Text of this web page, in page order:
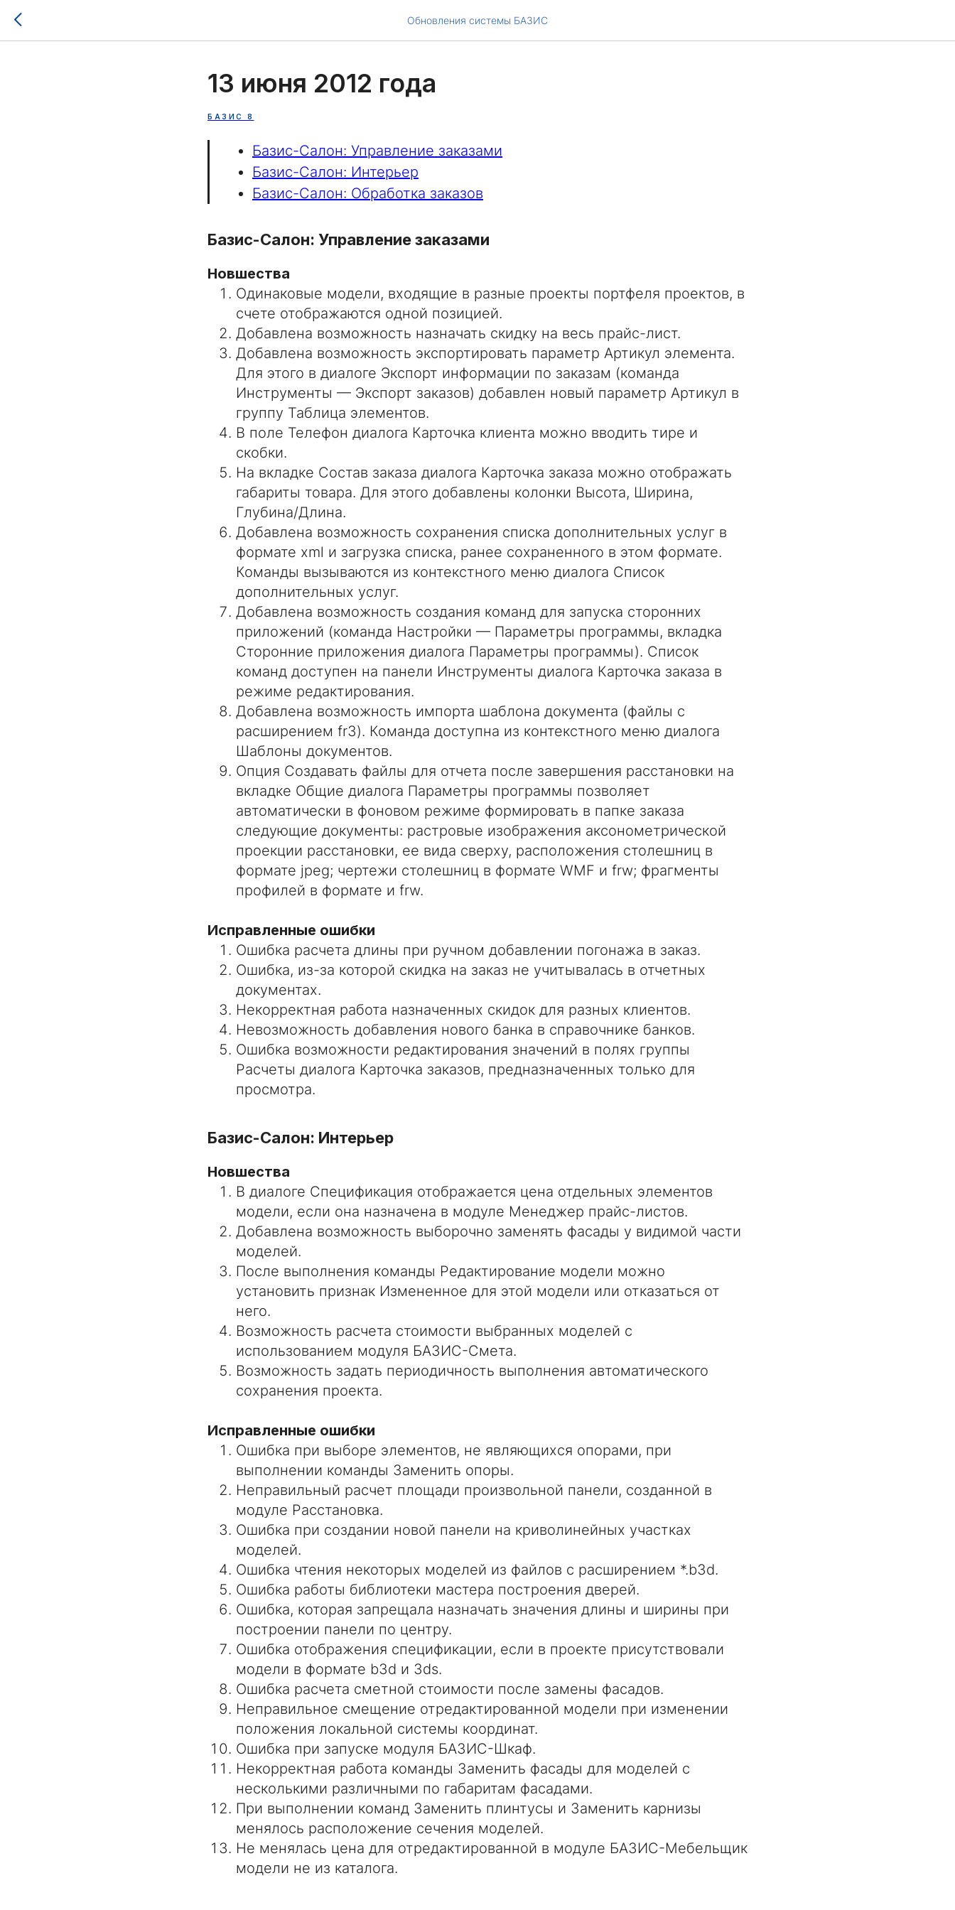
Обновления системы БАЗИС
13 июня 2012 года
БАЗИС 8
Базис-Салон: Управление заказами
Базис-Салон: Интерьер
Базис-Салон: Обработка заказов
Базис-Салон: Управление заказами
Новшества
Одинаковые модели, входящие в разные проекты портфеля проектов, в
счете отображаются одной позицией.
Добавлена возможность назначать скидку на весь прайс-лист.
Добавлена возможность экспортировать параметр Артикул элемента.
Для этого в диалоге Экспорт информации по заказам (команда
Инструменты — Экспорт заказов) добавлен новый параметр Артикул в
группу Таблица элементов.
В поле Телефон диалога Карточка клиента можно вводить тире и
скобки.
На вкладке Состав заказа диалога Карточка заказа можно отображать
габариты товара. Для этого добавлены колонки Высота, Ширина,
Глубина/Длина.
Добавлена возможность сохранения списка дополнительных услуг в
формате xml и загрузка списка, ранее сохраненного в этом формате.
Команды вызываются из контекстного меню диалога Список
дополнительных услуг.
Добавлена возможность создания команд для запуска сторонних
приложений (команда Настройки — Параметры программы, вкладка
Сторонние приложения диалога Параметры программы). Список
команд доступен на панели Инструменты диалога Карточка заказа в
режиме редактирования.
Добавлена возможность импорта шаблона документа (файлы с
расширением fr3). Команда доступна из контекстного меню диалога
Шаблоны документов.
Опция Создавать файлы для отчета после завершения расстановки на
вкладке Общие диалога Параметры программы позволяет
автоматически в фоновом режиме формировать в папке заказа
следующие документы: растровые изображения аксонометрической
проекции расстановки, ее вида сверху, расположения столешниц в
формате jpeg; чертежи столешниц в формате WMF и frw; фрагменты
профилей в формате и frw.
Исправленные ошибки
Ошибка расчета длины при ручном добавлении погонажа в заказ.
Ошибка, из-за которой скидка на заказ не учитывалась в отчетных
документах.
Некорректная работа назначенных скидок для разных клиентов.
Невозможность добавления нового банка в справочнике банков.
Ошибка возможности редактирования значений в полях группы
Расчеты диалога Карточка заказов, предназначенных только для
просмотра.
Базис-Салон: Интерьер
Новшества
В диалоге Спецификация отображается цена отдельных элементов
модели, если она назначена в модуле Менеджер прайс-листов.
Добавлена возможность выборочно заменять фасады у видимой части
моделей.
После выполнения команды Редактирование модели можно
установить признак Измененное для этой модели или отказаться от
него.
Возможность расчета стоимости выбранных моделей с
использованием модуля БАЗИС-Смета.
Возможность задать периодичность выполнения автоматического
сохранения проекта.
Исправленные ошибки
Ошибка при выборе элементов, не являющихся опорами, при
выполнении команды Заменить опоры.
Неправильный расчет площади произвольной панели, созданной в
модуле Расстановка.
Ошибка при создании новой панели на криволинейных участках
моделей.
Ошибка чтения некоторых моделей из файлов с расширением *.b3d.
Ошибка работы библиотеки мастера построения дверей.
Ошибка, которая запрещала назначать значения длины и ширины при
построении панели по центру.
Ошибка отображения спецификации, если в проекте присутствовали
модели в формате b3d и 3ds.
Ошибка расчета сметной стоимости после замены фасадов.
Неправильное смещение отредактированной модели при изменении
положения локальной системы координат.
Ошибка при запуске модуля БАЗИС-Шкаф.
Некорректная работа команды Заменить фасады для моделей с
несколькими различными по габаритам фасадами.
При выполнении команд Заменить плинтусы и Заменить карнизы
менялось расположение сечения моделей.
Не менялась цена для отредактированной в модуле БАЗИС-Мебельщик
модели не из каталога.